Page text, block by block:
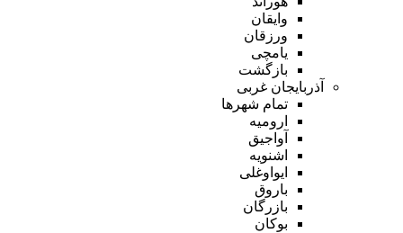
وایقان
ورزقان
یامچی
بازگشت
آذربایجان غربی
تمام شهر‌ها
ارومیه
آواجیق
اشنویه
ایواوغلی
باروق
بازرگان
بوکان